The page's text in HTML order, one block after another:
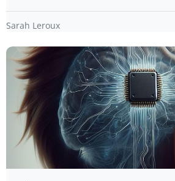
Sarah Leroux